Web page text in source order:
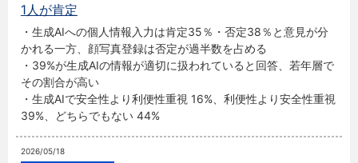
1人が肯定
・生成AIへの個人情報入力は肯定35％・否定38％と意見が分
かれる一方、顔写真登録は否定が過半数を占める
・39%が生成AIの情報が適切に扱われていると回答、若年層で
その割合が高い
・生成AIで安全性より利便性重視 16%、利便性より安全性重視
39%、どちらでもない 44%
2026/05/18